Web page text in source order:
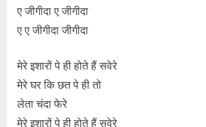
ए जीगीदा ए जीगीदा
ए ए जीगीदा जीगीदा
मेरे इशारों पे ही होते हैं सवेरे
मेरे घर कि छत पे ही तो
लेता चंदा फेरे
मेरे इशारों पे ही होते हैं सवेरे